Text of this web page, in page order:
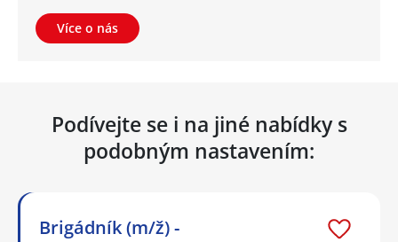
Více o nás
Podívejte se i na jiné nabídky s
podobným nastavením:
Brigádník (m/ž) -